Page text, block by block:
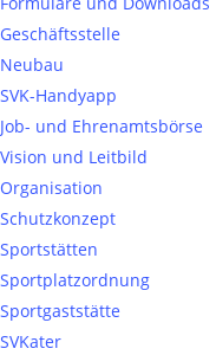
Geschäftsstelle
Neubau
SVK-Handyapp
Job- und Ehrenamtsbörse
Vision und Leitbild
Organisation
Schutzkonzept
Sportstätten
Sportplatzordnung
Sportgaststätte
SVKater